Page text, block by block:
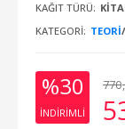
KAĞIT TÜRÜ:
KATEGORI: TEORI/
%30
INDIRIMLI
770